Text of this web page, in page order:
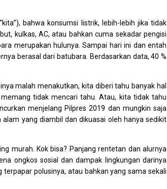
bahwa konsumsi listrik, lebih-lebih jika tidak
kulkas, AC, atau bahkan cuma sekadar pengisi
merupakan hulunya. Sampai hari ini dan entah
berasal dari batubara. Berdasarkan data, 40 %
malah menakutkan, kita diberi tahu banyak hal
tidak mencari tahu. Atau, kita tidak tahu
menjelang Pilpres 2019 dan mungkin saja
yang diambil dan dikuasai oleh hanya sedikit
murah. Kok bisa? Panjang rentetan dan alurnya
ongkos sosial dan dampak lingkungan darinya
polusinya, atau bahkan yang sama sekali